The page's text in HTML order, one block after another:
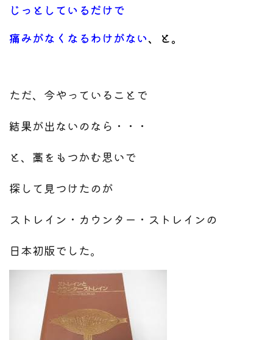
じっとしているだけで
痛みがなくなるわけがない、と。
ただ、今やっていることで
結果が出ないのなら・・・
と、藁をもつかむ思いで
探して見つけたのが
ストレイン・カウンター・ストレインの
日本初版でした。